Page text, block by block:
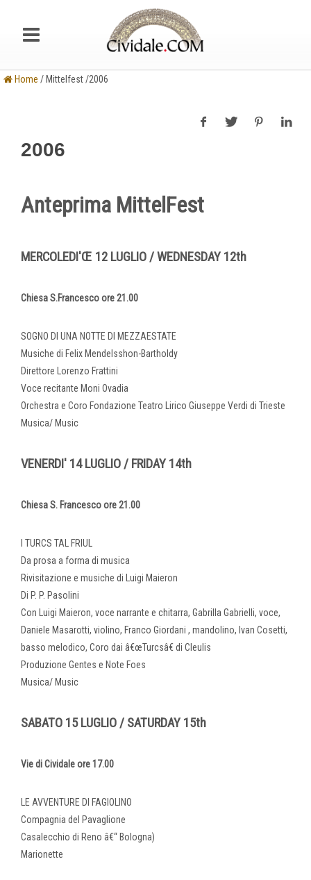
Home / Mittelfest /2006
2006
Anteprima MittelFest
MERCOLEDI'Œ 12 LUGLIO / WEDNESDAY 12th
Chiesa S.Francesco ore 21.00
SOGNO DI UNA NOTTE DI MEZZAESTATE
Musiche di Felix Mendelsshon-Bartholdy
Direttore Lorenzo Frattini
Voce recitante Moni Ovadia
Orchestra e Coro Fondazione Teatro Lirico Giuseppe Verdi di Trieste
Musica/ Music
VENERDI' 14 LUGLIO / FRIDAY 14th
Chiesa S. Francesco ore 21.00
I TURCS TAL FRIUL
Da prosa a forma di musica
Rivisitazione e musiche di Luigi Maieron
Di P. P. Pasolini
Con Luigi Maieron, voce narrante e chitarra, Gabrilla Gabrielli, voce,
Daniele Masarotti, violino, Franco Giordani , mandolino, Ivan Cosetti,
basso melodico, Coro dai â€œTurcsâ€ di Cleulis
Produzione Gentes e Note Foes
Musica/ Music
SABATO 15 LUGLIO / SATURDAY 15th
Vie di Cividale ore 17.00
LE AVVENTURE DI FAGIOLINO
Compagnia del Pavaglione
Casalecchio di Reno â€“ Bologna)
Marionette